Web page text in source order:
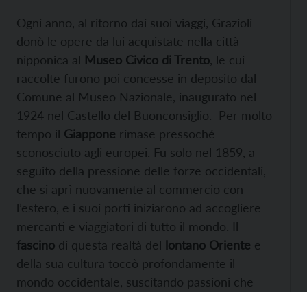
Ogni anno, al ritorno dai suoi viaggi, Grazioli
donò le opere da lui acquistate nella città
nipponica al Museo Civico di Trento , le cui
raccolte furono poi concesse in deposito dal
Comune al Museo Nazionale, inaugurato nel
1924 nel Castello del Buonconsiglio. Per molto
tempo il Giappone rimase pressoché
sconosciuto agli europei. Fu solo nel 1859, a
seguito della pressione delle forze occidentali,
che si aprì nuovamente al commercio con
l’estero, e i suoi porti iniziarono ad accogliere
mercanti e viaggiatori di tutto il mondo. Il
fascino di questa realtà del lontano Oriente e
della sua cultura toccò profondamente il
mondo occidentale, suscitando passioni che